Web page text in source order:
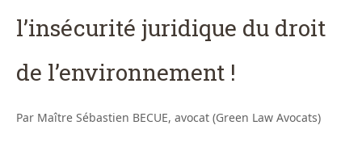
l’insécurité juridique du droit
de l’environnement !
Par Maître Sébastien BECUE, avocat (Green Law Avocats)